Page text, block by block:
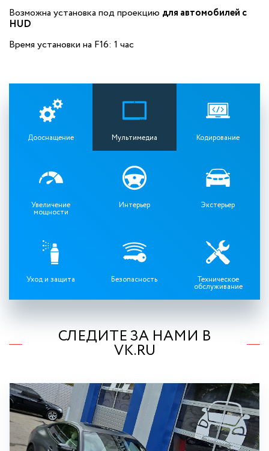
Возможна установка под проекцию для автомобилей с
HUD
Время установки на F16: 1 час
Дооснащение Мультимедиа Кодирование
Увеличение
мощности
Интерьер Экстерьер
Уход и защита Безопасность Техническое
обслуживание
СЛЕДИТЕ ЗА НАМИ В
VK.RU